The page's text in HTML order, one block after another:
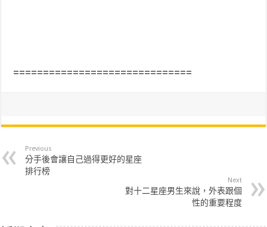
==============================
Previous
分手後會讓自己過得更好的星座
排行榜
Next
對十二星座男生來說，外表跟個
性的重要程度